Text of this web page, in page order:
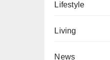
Lifestyle
Living
News